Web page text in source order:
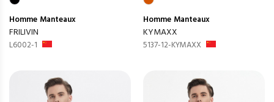
Homme Manteaux
FRILIVIN
L6002-1
Homme Manteaux
KYMAXX
5137-12-KYMAXX